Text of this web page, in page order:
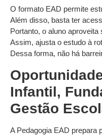
O formato EAD permite
Além disso, basta ter
Portanto, o aluno
Assim, ajusta o estudo à
Dessa forma, não há
Infantil,
Gestão
A Pedagogia EAD prepara